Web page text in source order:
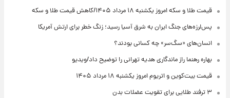
قیمت طلا و سکه امروز یکشنبه ۱۸ مرداد ۱۴۰۵/کاهش قیمت طلا و سکه
پس‌لرزه‌های جنگ ایران به شرق آسیا رسید؛ زنگ خطر برای ارتش آمریکا
انسان‌های «سگ‌سر» چه کسانی بودند؟
بهاره رهنما راز ماندگاری هدیه تهرانی را توضیح داد/ویدیو
قیمت بیت‌کوین و اتریوم امروز یکشنبه ۱۸ مرداد ۱۴۰۵
۳ ترفند طلایی برای تقویت عضلات بدن